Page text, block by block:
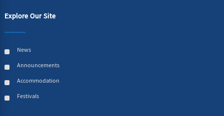
Explore Our Site
News
Announcements
Accommodation
Festivals